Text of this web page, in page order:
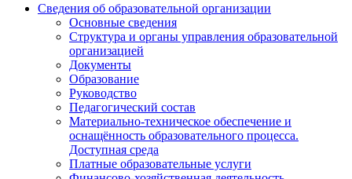
Сведения об образовательной организации
Основные сведения
Структура и органы управления образовательной
организацией
Документы
Образование
Руководство
Педагогический состав
Материально-техническое обеспечение и
оснащённость образовательного процесса.
Доступная среда
Платные образовательные услуги